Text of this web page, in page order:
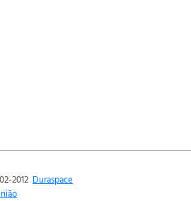
2012 Duraspace